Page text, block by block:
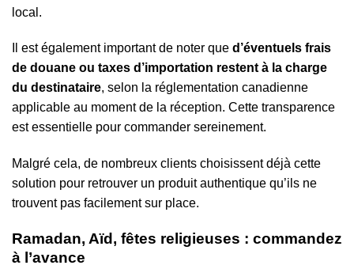
local.
Il est également important de noter que d’éventuels frais
de douane ou taxes d’importation restent à la charge
du destinataire, selon la réglementation canadienne
applicable au moment de la réception. Cette transparence
est essentielle pour commander sereinement.
Malgré cela, de nombreux clients choisissent déjà cette
solution pour retrouver un produit authentique qu’ils ne
trouvent pas facilement sur place.
Ramadan, Aïd, fêtes religieuses : commandez
à l’avance